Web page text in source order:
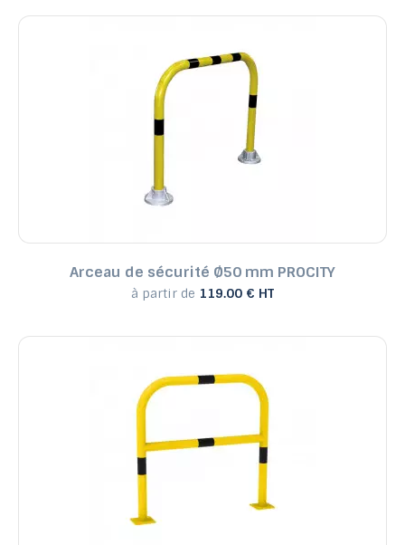
Arceau de sécurité Ø50 mm PROCITY
à partir de 119.00 € HT